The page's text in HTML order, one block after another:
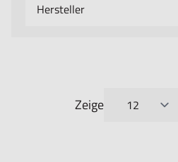
Hersteller
Zeige
pro Seite